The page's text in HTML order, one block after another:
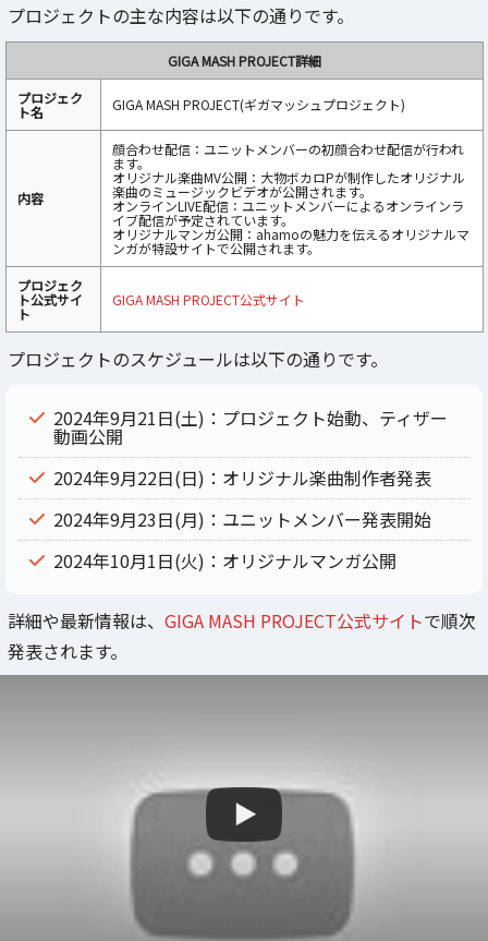
プロジェクトの主な内容は以下の通りです。
GIGA MASH PROJECT詳細
プロジェク
ト名 GIGA MASH PROJECT(ギガマッシュプロジェクト)
内容
顔合わせ配信：ユニットメンバーの初顔合わせ配信が行われ
ます。
オリジナル楽曲MV公開：大物ボカロPが制作したオリジナル
楽曲のミュージックビデオが公開されます。
オンラインLIVE配信：ユニットメンバーによるオンラインラ
イブ配信が予定されています。
オリジナルマンガ公開：ahamoの魅力を伝えるオリジナルマ
ンガが特設サイトで公開されます。
プロジェク
ト公式サイ
ト
GIGA MASH PROJECT公式サイト
プロジェクトのスケジュールは以下の通りです。
2024年9月21日(土)：プロジェクト始動、ティザー
動画公開
2024年9月22日(日)：オリジナル楽曲制作者発表
2024年9月23日(月)：ユニットメンバー発表開始
2024年10月1日(火)：オリジナルマンガ公開
詳細や最新情報は、 GIGA MASH PROJECT公式サイトで順次
発表されます。